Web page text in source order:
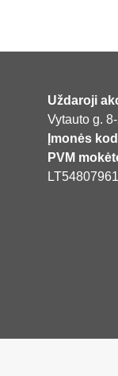
Uždaroji
Vytauto g.
Įmonės
PVM